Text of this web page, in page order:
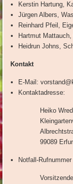
Kerstin Hartung,
Jürgen Albers,
Reinhard Pfeil,
Hartmut
Heidrun Johns,
Kontakt
E-Mail:
Kontaktadresse:
Heiko
99089
Notfall-